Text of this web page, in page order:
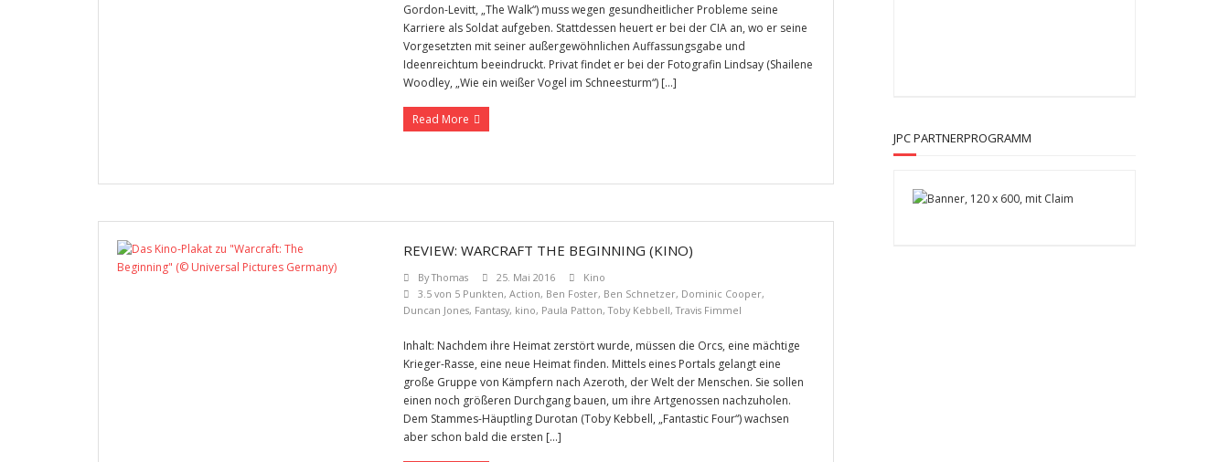
Gordon-Levitt, „The Walk“) muss wegen gesundheitlicher Probleme seine
Karriere als Soldat aufgeben. Stattdessen heuert er bei der CIA an, wo er seine
Vorgesetzten mit seiner außergewöhnlichen Auffassungsgabe und
Ideenreichtum beeindruckt. Privat findet er bei der Fotografin Lindsay (Shailene
Woodley, „Wie ein weißer Vogel im Schneesturm“) […]
Read More
REVIEW: WARCRAFT THE BEGINNING (KINO)
ByThomas 25. Mai 2016
Kino
3.5 von 5 Punkten,Action, Ben Foster, Ben Schnetzer, Dominic Cooper,
Duncan Jones, Fantasy, kino, Paula Patton,Toby Kebbell,Travis Fimmel
Inhalt: Nachdem ihre Heimat zerstört wurde, müssen die Orcs, eine mächtige
Krieger-Rasse, eine neue Heimat finden. Mittels eines Portals gelangt eine
große Gruppe von Kämpfern nach Azeroth, der Welt der Menschen. Sie sollen
einen noch größeren Durchgang bauen, um ihre Artgenossen nachzuholen.
Dem Stammes-Häuptling Durotan (Toby Kebbell, „Fantastic Four“) wachsen
aber schon bald die ersten […]
JPC PARTNERPROGRAMM